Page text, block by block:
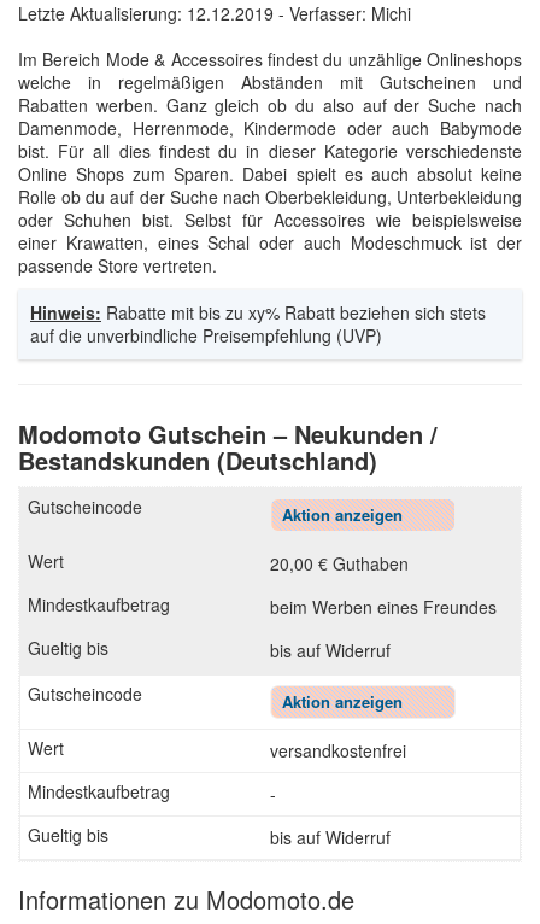
Letzte Aktualisierung: 12.12.2019 - Verfasser: Michi
Im Bereich Mode & Accessoires findest du unzählige Onlineshops
welche in regelmäßigen Abständen mit Gutscheinen und
Rabatten werben. Ganz gleich ob du also auf der Suche nach
Damenmode, Herrenmode, Kindermode oder auch Babymode
bist. Für all dies findest du in dieser Kategorie verschiedenste
Online Shops zum Sparen. Dabei spielt es auch absolut keine
Rolle ob du auf der Suche nach Oberbekleidung, Unterbekleidung
oder Schuhen bist. Selbst für Accessoires wie beispielsweise
einer Krawatten, eines Schal oder auch Modeschmuck ist der
passende Store vertreten.
Hinweis: Rabatte mit bis zu xy% Rabatt beziehen sich stets
auf die unverbindliche Preisempfehlung (UVP)
Modomoto Gutschein – Neukunden /
Bestandskunden (Deutschland)
Aktion anzeigen
20,00 € Guthaben
beim Werben eines Freundes
bis auf Widerruf
Aktion anzeigen
versandkostenfrei
-
bis auf Widerruf
Informationen zu Modomoto.de